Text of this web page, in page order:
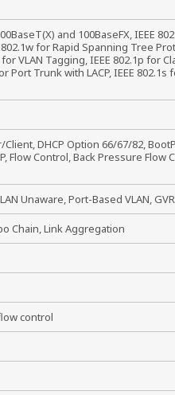
and 100BaseFX, IEEE
for Rapid Spanning Tree
VLAN Tagging, IEEE 802.1p for
Port Trunk with LACP, IEEE
DHCP Option 66/67/82, BootP,
Flow Control, Back Pressure Flow
Unaware, Port-Based VLAN,
Chain, Link Aggregation
control